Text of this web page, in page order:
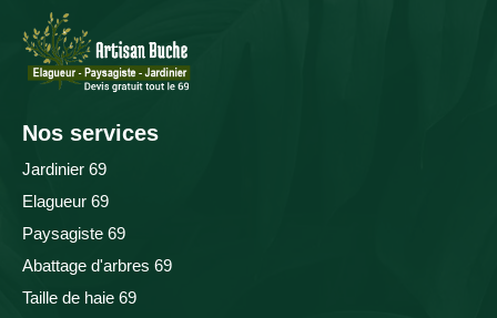
Nos services
Jardinier 69
Elagueur 69
Paysagiste 69
Abattage d'arbres 69
Taille de haie 69